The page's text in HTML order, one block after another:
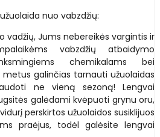
nuo vabzdžių:
vadžių, Jums nebereikės vargintis ir
vabzdžių atbaidymo
chemikalams bei
metus galinčias tarnauti užuolaidas
ne vieną sezoną! Lengvai
galėdami kvėpuoti grynu oru,
perskirtos užuolaidos susiklijuos
praėjus, todėl galėsite lengvai